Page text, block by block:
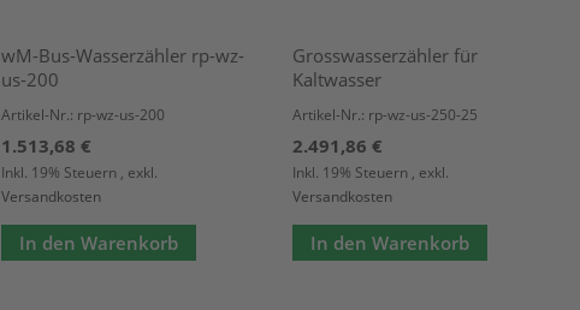
wM-Bus-Wasserzähler rp-wz-
us-200
Artikel-Nr.: rp-wz-us-200
1.513,68 €
Inkl. 19% Steuern , exkl.
Versandkosten
In den Warenkorb
Grosswasserzähler für
Kaltwasser
Artikel-Nr.: rp-wz-us-250-25
2.491,86 €
Inkl. 19% Steuern , exkl.
Versandkosten
In den Warenkorb